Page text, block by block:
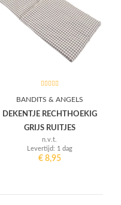
BANDITS & ANGELS
DEKENTJE RECHTHOEKIG
GRIJS RUITJES
n.v.t.
Levertijd: 1 dag
€ 8,95